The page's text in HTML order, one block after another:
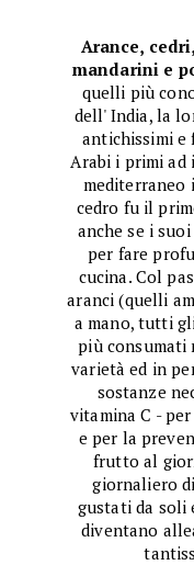
Arance,
mandarini e
quelli più
dell' India, la
antichissimi e
Arabi i primi ad
mediterraneo
cedro fu il
anche se i
per fare
cucina. Col
aranci (quelli
a mano, tutti
più consumati
varietà ed in
sostanze
vitamina C -
e per la
frutto al
giornaliero
gustati da soli
diventano